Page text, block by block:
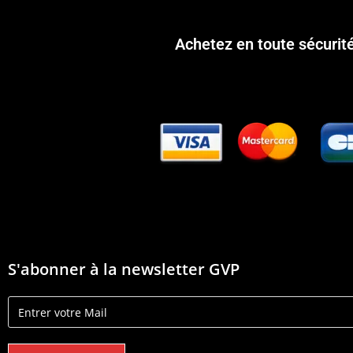
Achetez en toute
S'abonner à la newsletter GVP